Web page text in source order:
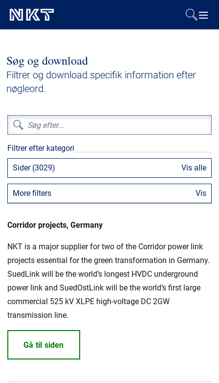
Referencer
Presse & Events
Om os
Bæredygtighed
Karriere Investorer
Søg og download
Filtrer og download specifik information efter
nøgleord.
Filtrer efter kategori
Sider (3029) Vis alle
More filters Vis
Corridor projects, Germany
NKT is a major supplier for two of the Corridor power link
projects essential for the green transformation in Germany.
SuedLink will be the world’s longest HVDC underground
power link and SuedOstLink will be the world’s first large
commercial 525 kV XLPE high-voltage DC 2GW
transmission line.
Gå til siden